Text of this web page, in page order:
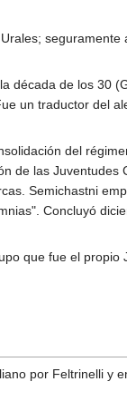
década de los 30
un traductor del
del
de las
Semichastni
Concluyó
que fue el
por Feltrinelli